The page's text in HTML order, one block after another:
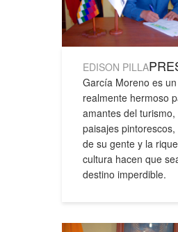
EDISON PILLA
García Moreno es
realmente hermoso
amantes del turismo,
paisajes
de su gente y la
cultura hacen que
destino imperdible.